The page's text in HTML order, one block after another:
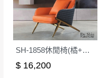
訂購前詳加確認
訂購前請確認商
丈量，難免會有
詳細尺寸以實品
非因本公司問題
SH-1858休閒椅(橘+灰皮)
$ 16,200